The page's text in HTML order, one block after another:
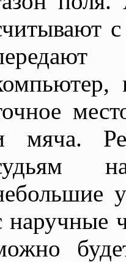
мяча.
наручные